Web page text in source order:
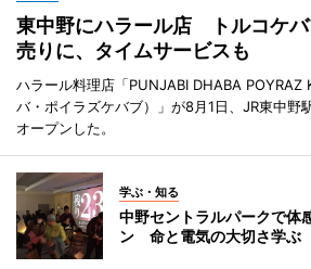
東中野にハラール店 トルコケ
売りに、タイムサービスも
ハラール料理店「PUNJABI DHABA POYRAZ
バ・ポイラズケバブ）」が8月1日、JR東中野
オープンした。
学ぶ・知る
中野セントラルパークで体
ン 命と電気の大切さ学ぶ